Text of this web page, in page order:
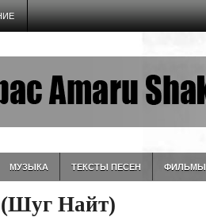
МУЗЫКА ТЕКСТЫ ПЕСЕН ФИЛЬМЫ
(Шуг Найт)